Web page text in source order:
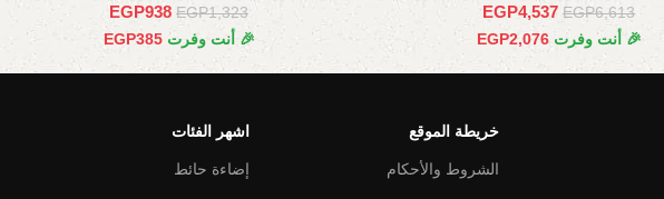
EGP6,613
EGP4,537
🎉 أنت وفرت EGP2,076
EGP1,323
EGP938
🎉 أنت وفرت EGP385
خريطة الموقع
الشروط والأحكام
اشهر الفئات
إضاءة حائط